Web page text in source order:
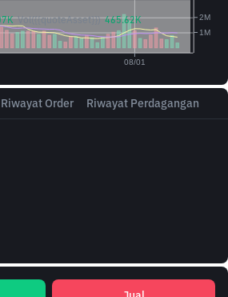
Riwayat Order Riwayat Perdagangan
Vol({{quoteAsset}}) 465.62K